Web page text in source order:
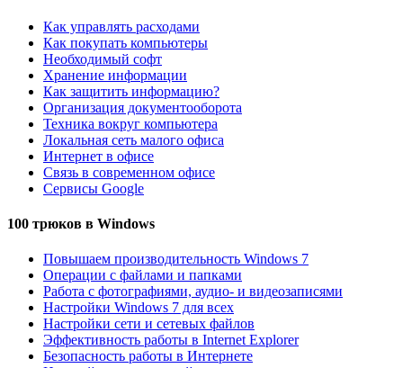
Как управлять расходами
Как покупать компьютеры
Необходимый софт
Хранение информации
Как защитить информацию?
Организация документооборота
Техника вокруг компьютера
Локальная сеть малого офиса
Интернет в офисе
Связь в современном офисе
Сервисы Google
100 трюков в Windows
Повышаем производительность Windows 7
Операции с файлами и папками
Работа с фотографиями, аудио- и видеозаписями
Настройки Windows 7 для всех
Настройки сети и сетевых файлов
Эффективность работы в Internet Explorer
Безопасность работы в Интернете